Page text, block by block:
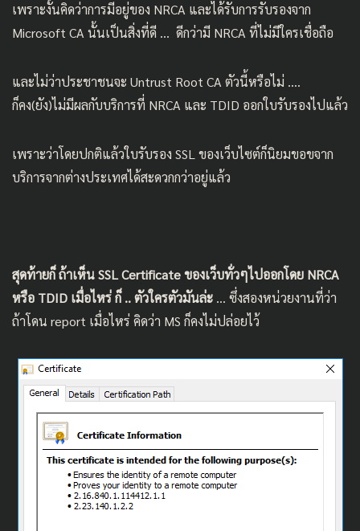
เพราะงั้นคิดว่าการมีอยู่ของ NRCA และได้รับการรับรองจาก
Microsoft CA นั้นเป็นสิ่งที่ดี … ดีกว่ามี NRCA ที่ไม่มีใครเชื่อถือ
และไม่ว่าประชาชนจะ Untrust Root CA ตัวนี้หรือไม่ ….
ก็คง(ยัง)ไม่มีผลกับบริการที่ NRCA และ TDID ออกใบรับรองไปแล้ว
เพราะว่าโดยปกติแล้วใบรับรอง SSL ของเว็บไซต์ก็นิยมขอขจาก
บริการจากต่างประเทศได้สะดวกกว่าอยู่แล้ว
สุดท้ายก็ ถ้าเห็น SSL Certificate ของเว็บทั่วๆไปออกโดย NRCA
หรือ TDID เมื่อไหร่ ก็ .. ตัวใครตัวมันล่ะ … ซึ่งสองหน่วยงานที่ว่า
ถ้าโดน report เมื่อไหร่ คิดว่า MS ก็คงไม่ปล่อยไว้